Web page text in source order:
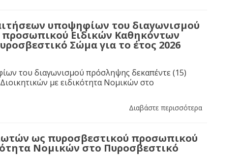
υποψηφίων του διαγωνισμού
Ειδικών Καθηκόντων
Σώμα για το έτος 2026
του διαγωνισμού πρόσληψης δεκαπέντε (15)
με ειδικότητα Νομικών στο
Διαβάστε περισσότερα
ως πυροσβεστικού προσωπικού
Νομικών στο Πυροσβεστικό